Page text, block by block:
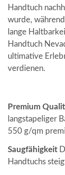
Handtuch
wurde,
lange
Handtuch
ultimative
verdienen.
Premium
langstapeliger
550 g/qm
Saugfähigkeit
Handtuchs